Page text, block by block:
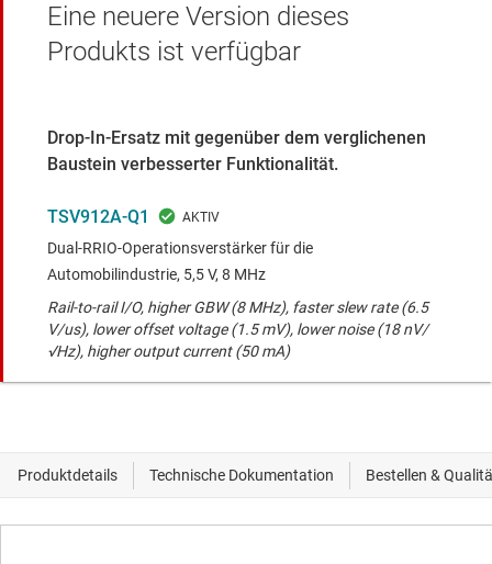
Eine neuere Version dieses
Produkts ist verfügbar
Drop-In-Ersatz mit gegenüber dem verglichenen
Baustein verbesserter Funktionalität.
TSV912A-Q1
Dual-RRIO-Operationsverstärker für die
Automobilindustrie, 5,5 V, 8 MHz
Rail-to-rail I/O, higher GBW (8 MHz), faster slew rate (6.5
V/us), lower offset voltage (1.5 mV), lower noise (18 nV/
√Hz), higher output current (50 mA)